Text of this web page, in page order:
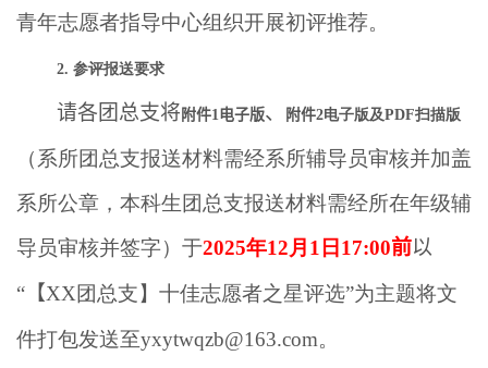
青年志愿者指导中心组织开展初评推荐。
2.参评报送要求
请各团总支将 附件1 电子版、 附件2电子版及PDF扫描版
（系所团总支报送材料需经系所辅导员审核并加盖
系所公章，本科生团总支报送材料需经所在年级辅
导员审核并签字）于2025年12月 1 日 17:00前以
“ 【XX团总支】十佳志愿者之星评选”为主题将文
件打包发送至yxytwqzb@163.com。